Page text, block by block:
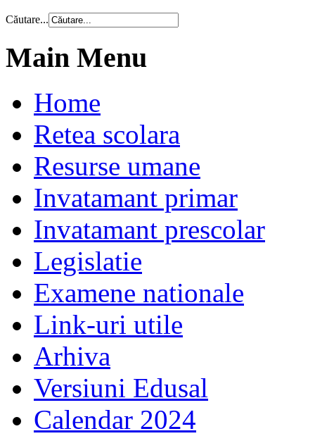
Căutare...
Main Menu
Home
Retea scolara
Resurse umane
Invatamant primar
Invatamant prescolar
Legislatie
Examene nationale
Link-uri utile
Arhiva
Versiuni Edusal
Calendar 2024